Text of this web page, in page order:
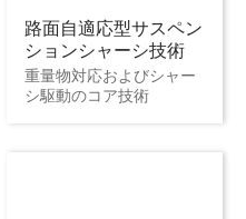
路面自適応型サスペン
ションシャーシ技術
重量物対応およびシャー
シ駆動のコア技術